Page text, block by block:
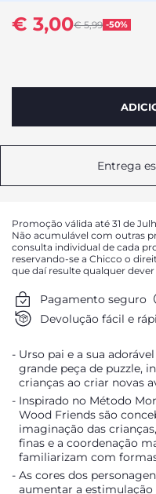
Price reduced
€ 5,99 -50%
to
€ 3,00
Entrega
Promoção válida até 31 de
Não acumulável com outras
consulta individual de cada
reservando-se a Chicco o
que daí resulte qualquer
Pagamento seguro
Devolução fácil e
Urso pai e a sua
grande peça de puzzle,
crianças ao criar novas
Inspirado no Método
Wood Friends são
imaginação das
finas e a coordenação
familiarizam com
As cores dos
aumentar a estimulação